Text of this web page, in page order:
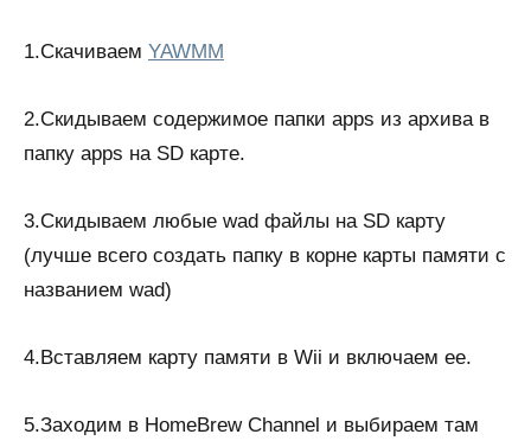
1.Скачиваем YAWMM
2.Скидываем содержимое папки apps из архива в
папку apps на SD карте.
3.Скидываем любые wad файлы на SD карту
(лучше всего создать папку в корне карты памяти с
названием wad)
4.Вставляем карту памяти в Wii и включаем ее.
5.Заходим в HomeBrew Channel и выбираем там